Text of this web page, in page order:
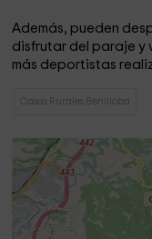
Además, pueden
disfrutar del paraje y
más deportistas
Casas Rurales Benilloba